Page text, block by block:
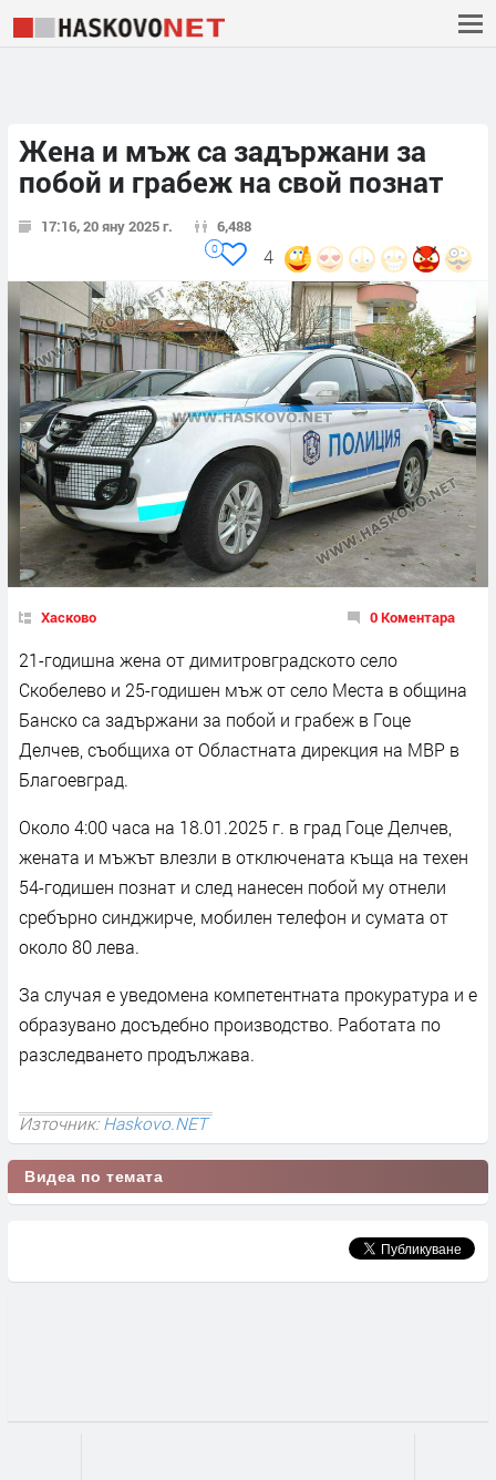
Жена и мъж са задържани за
побой и грабеж на свой познат
17:16, 20 яну 2025 г. 6,488
4
0
Хасково 0 Коментара
21-годишна жена от димитровградското село
Скобелево и 25-годишен мъж от село Места в община
Банско са задържани за побой и грабеж в Гоце
Делчев, съобщиха от Областната дирекция на МВР в
Благоевград.
Около 4:00 часа на 18.01.2025 г. в град Гоце Делчев,
жената и мъжът влезли в отключената къща на техен
54-годишен познат и след нанесен побой му отнели
сребърно синджирче, мобилен телефон и сумата от
около 80 лева.
За случая е уведомена компетентната прокуратура и е
образувано досъдебно производство. Работата по
разследването продължава.
Източник:Haskovo.NET
Видеа по темата